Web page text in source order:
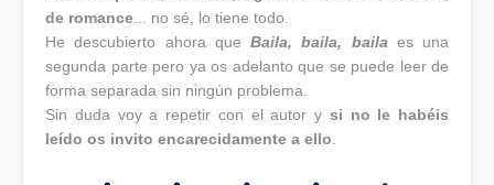
de romance ... no sé, lo tiene todo.
He descubierto ahora que Baila, baila, baila es una
segunda parte pero ya os adelanto que se puede leer de
forma separada sin ningún problema.
Sin duda voy a repetir con el autor y si no le habéis
leído os invito encarecidamente a ello